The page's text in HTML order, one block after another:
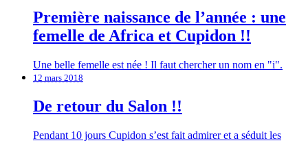
Première naissance de l’année : une
femelle de Africa et Cupidon !!
Une belle femelle est née ! Il faut chercher un nom en "i".
12 mars 2018
De retour du Salon !!
Pendant 10 jours Cupidon s’est fait admirer et a séduit les